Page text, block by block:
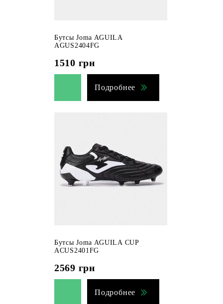
Бутсы Joma AGUILA
AGUS2404FG
1510 грн
Подробнее
Бутсы Joma AGUILA CUP
ACUS2401FG
2569 грн
Подробнее